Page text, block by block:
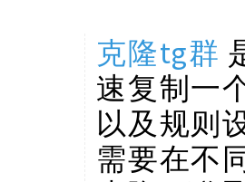
克隆tg群
速复制一
以及规则
需要在不